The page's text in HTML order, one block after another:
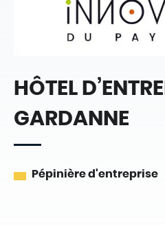
HÔTEL
GARDANNE
Pépinière d'entreprise